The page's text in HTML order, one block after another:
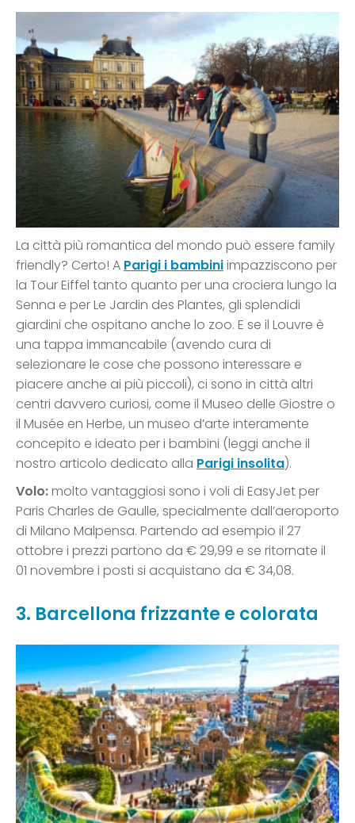
La città più romantica del mondo può essere family
friendly? Certo! A Parigi i bambiniimpazziscono per
la Tour Eiffel tanto quanto per una crociera lungo la
Senna e per Le Jardin des Plantes, gli splendidi
giardini che ospitano anche lo zoo. E se il Louvre è
una tappa immancabile (avendo cura di
selezionare le cose che possono interessare e
piacere anche ai più piccoli), ci sono in città altri
centri davvero curiosi, come il Museo delle Giostre o
il Musée en Herbe, un museo d’arte interamente
concepito e ideato per i bambini (leggi anche il
nostro articolo dedicato alla Parigi insolita).
Volo:molto vantaggiosi sono i voli di EasyJet per
Paris Charles de Gaulle, specialmente dall’aeroporto
di Milano Malpensa. Partendo ad esempio il 27
ottobre i prezzi partono da € 29,99 e se ritornate il
01 novembre i posti si acquistano da € 34,08.
3. Barcellona frizzante e colorata